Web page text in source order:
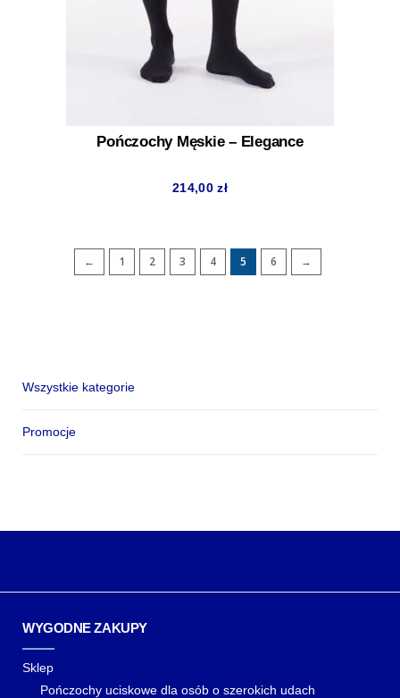
Pończochy Męskie – Elegance
214,00zł
← 1 2 3 4 5 6 →
Wszystkie kategorie
Promocje
WYGODNE ZAKUPY
Sklep
Pończochy uciskowe dla osób o szerokich udach